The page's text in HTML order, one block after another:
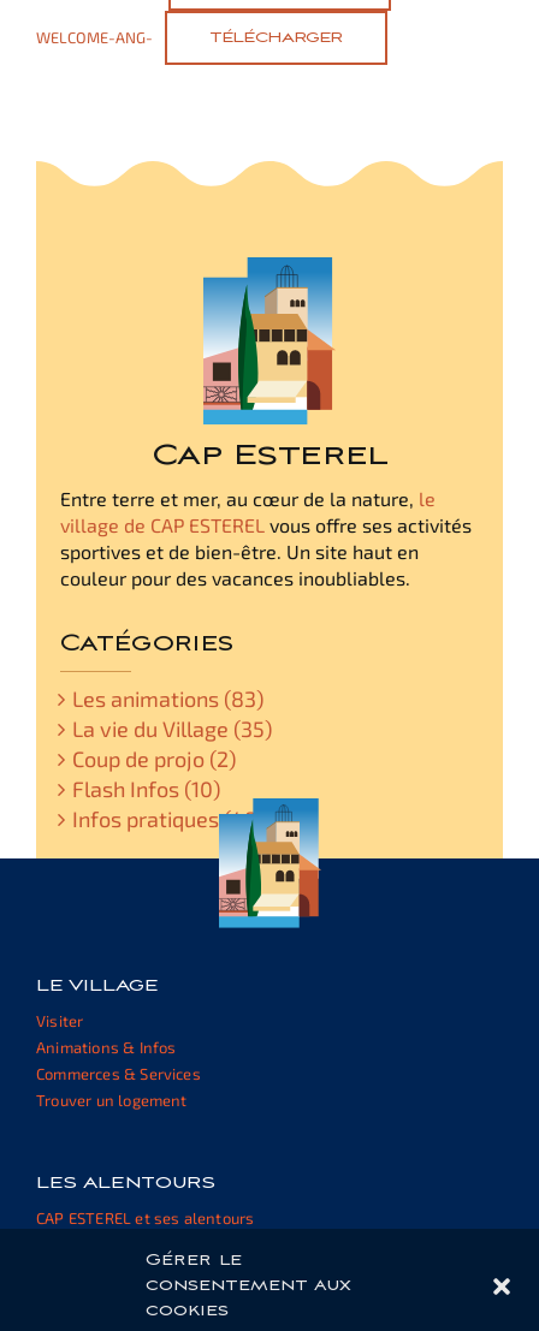
Gérer le
consentement aux
cookies
WELCOME-ANG- TÉLÉCHARGER
Cap Esterel
Entre terre et mer, au cœur de la nature, le
village de CAP ESTEREL vous offre ses activités
sportives et de bien-être. Un site haut en
couleur pour des vacances inoubliables.
Catégories
Les animations (83)
La vie du Village (35)
Coup de projo (2)
Flash Infos (10)
Infos pratiques (48)
LE VILLAGE
Visiter
Animations & Infos
Commerces & Services
Trouver un logement
LES ALENTOURS
CAP ESTEREL et ses alentours